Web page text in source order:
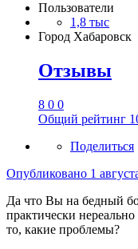
Пользователи
1,8 тыс
Город Хабаровск
Отзывы
8 0 0
Общий рейтинг
Поделиться
Опубликовано 1
Да что Вы на бедный
практически
то, какие проблемы?